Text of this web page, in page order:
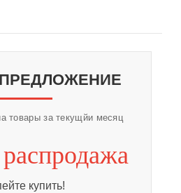
товары за текущйи месяц
купить!